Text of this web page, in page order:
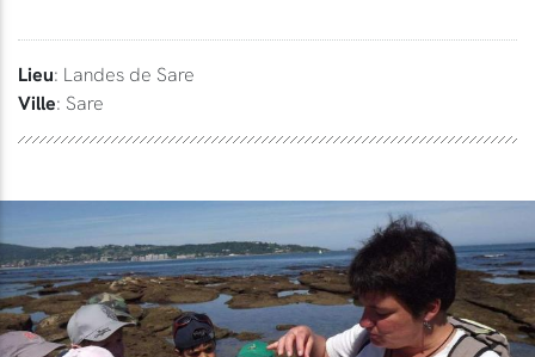
Lieu: Landes de Sare
Ville: Sare